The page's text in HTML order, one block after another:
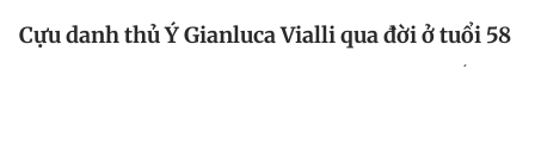
Cựu danh thủ Ý Gianluca Vialli qua đời ở tuổi 58